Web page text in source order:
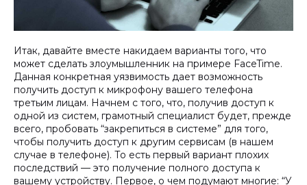
Итак, давайте вместе накидаем варианты того, что
может сделать злоумышленник на примере FaceTime.
Данная конкретная уязвимость дает возможность
получить доступ к микрофону вашего телефона
третьим лицам. Начнем с того, что, получив доступ к
одной из систем, грамотный специалист будет, прежде
всего, пробовать “закрепиться в системе” для того,
чтобы получить доступ к другим сервисам (в нашем
случае в телефоне). То есть первый вариант плохих
последствий — это получение полного доступа к
вашему устройству. Первое, о чем подумают многие: “У